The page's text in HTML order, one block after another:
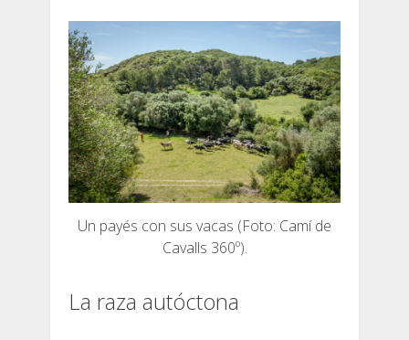
RESEÑAS
BLOG
ESPAÑOL
Un payés con sus vacas (Foto: Camí de
Cavalls 360º).
La raza autóctona